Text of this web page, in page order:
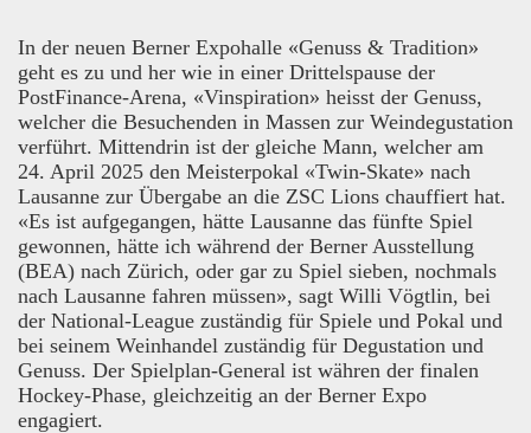
In der neuen Berner Expohalle «Genuss & Tradition»
geht es zu und her wie in einer Drittelspause der
PostFinance-Arena, «Vinspiration» heisst der Genuss,
welcher die Besuchenden in Massen zur Weindegustation
verführt. Mittendrin ist der gleiche Mann, welcher am
24. April 2025 den Meisterpokal «Twin-Skate» nach
Lausanne zur Übergabe an die ZSC Lions chauffiert hat.
«Es ist aufgegangen, hätte Lausanne das fünfte Spiel
gewonnen, hätte ich während der Berner Ausstellung
(BEA) nach Zürich, oder gar zu Spiel sieben, nochmals
nach Lausanne fahren müssen», sagt Willi Vögtlin, bei
der National-League zuständig für Spiele und Pokal und
bei seinem Weinhandel zuständig für Degustation und
Genuss. Der Spielplan-General ist währen der finalen
Hockey-Phase, gleichzeitig an der Berner Expo
engagiert.